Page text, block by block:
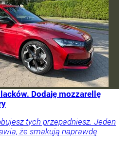
Dodaję mozzarellę
tych przepadniesz. Jeden
że smakują naprawdę